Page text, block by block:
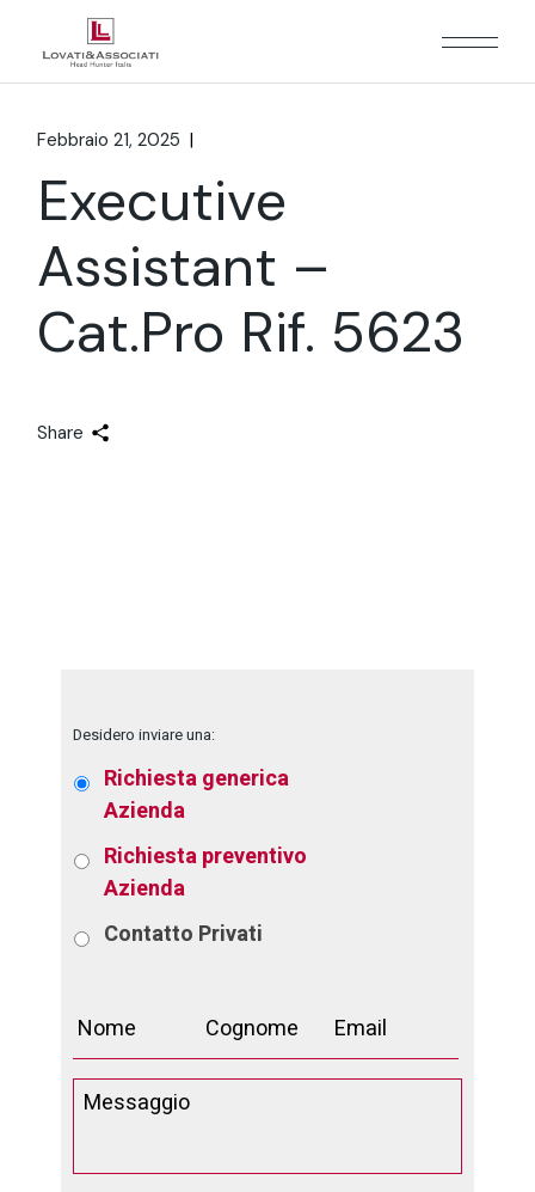
Febbraio 21, 2025
Executive
Assistant –
Cat.Pro Rif. 5623
Share
Desidero inviare una:
Richiesta generica
Azienda
Richiesta preventivo
Azienda
Contatto Privati